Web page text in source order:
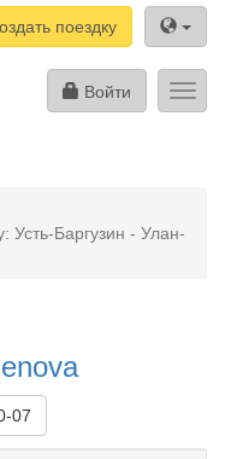
поездку
Войти
Баргузин - Улан-
07